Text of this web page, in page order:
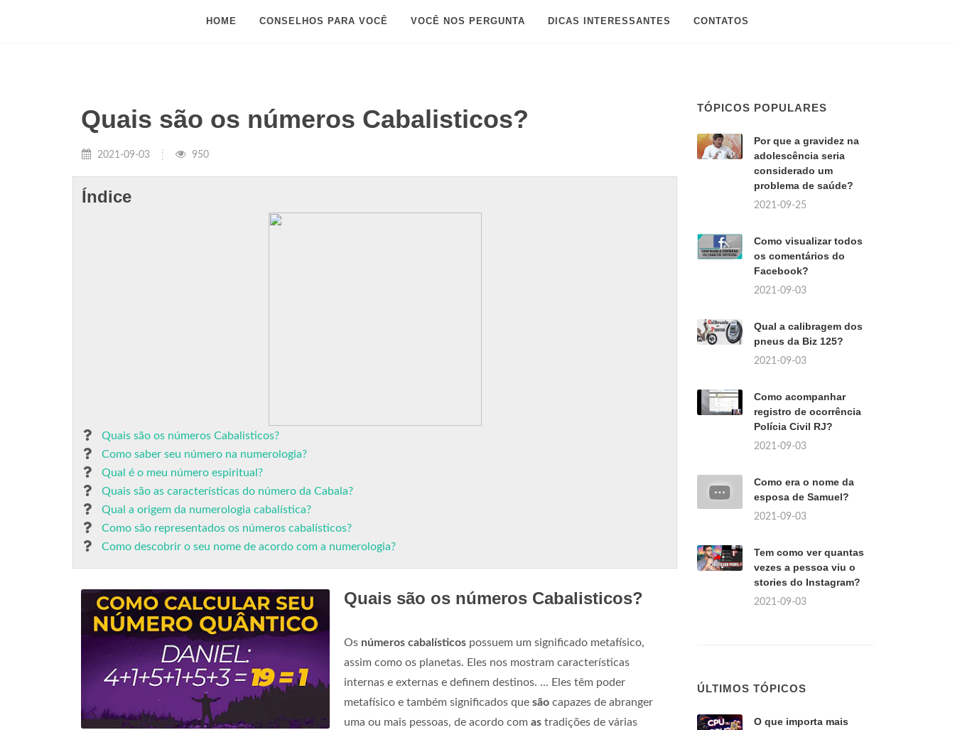
HOME CONSELHOS PARA VOCÊ VOCÊ NOS PERGUNTA DICAS INTERESSANTES CONTATOS
Quais são os números Cabalisticos?
2021-09-03 950
Índice
Quais são os números Cabalisticos?
Como saber seu número na numerologia?
Qual é o meu número espiritual?
Quais são as características do número da Cabala?
Qual a origem da numerologia cabalística?
Como são representados os números cabalísticos?
Como descobrir o seu nome de acordo com a numerologia?
Quais são os números Cabalisticos?
Os números cabalísticos possuem um significado metafísico,
assim como os planetas. Eles nos mostram características
internas e externas e definem destinos. ... Eles têm poder
metafísico e também significados que são capazes de abranger
uma ou mais pessoas, de acordo com as tradições de várias
TÓPICOS POPULARES
Por que a gravidez na
adolescência seria
considerado um
problema de saúde?
2021-09-25
Como visualizar todos
os comentários do
Facebook?
2021-09-03
Qual a calibragem dos
pneus da Biz 125?
2021-09-03
Como acompanhar
registro de ocorrência
Polícia Civil RJ?
2021-09-03
Como era o nome da
esposa de Samuel?
2021-09-03
Tem como ver quantas
vezes a pessoa viu o
stories do Instagram?
2021-09-03
ÚLTIMOS TÓPICOS
O que importa mais